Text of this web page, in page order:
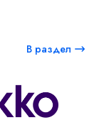
В раздел